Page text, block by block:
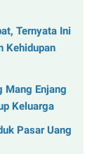
Ternyata Ini
Kehidupan
Mang Enjang
Keluarga
Pasar Uang